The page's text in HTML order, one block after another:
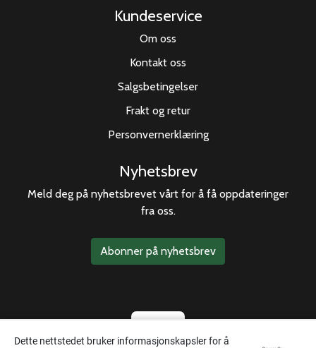
Kundeservice
Om oss
Kontakt oss
Salgsbetingelser
Frakt og retur
Personvernerklæring
Nyhetsbrev
Meld deg på nyhetsbrevet vårt for å få oppdateringer
fra oss.
Abonner på nyhetsbrev
Dette nettstedet bruker informasjonskapsler for å